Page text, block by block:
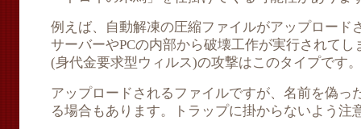
例えば、自動解凍の圧縮ファイルがアップロード
サーバーやPCの内部から破壊工作が実行されて
(身代金要求型ウィルス)の攻撃はこのタイプです。
アップロードされるファイルですが、名前を偽っ
る場合もあります。トラップに掛からないよう注